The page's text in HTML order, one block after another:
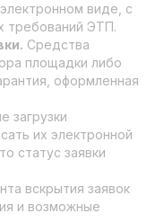
виде, с
требований ЭТП.
Средства
площадки либо
оформленная
загрузки
их электронной
статус заявки
вскрытия заявок
и возможные